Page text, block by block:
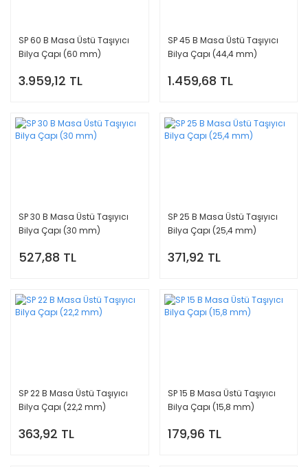
SP 60 B Masa Üstü Taşıyıcı
Bilya Çapı (60 mm)
3.959,12 TL
SP 45 B Masa Üstü Taşıyıcı
Bilya Çapı (44,4 mm)
1.459,68 TL
SP 30 B Masa Üstü Taşıyıcı
Bilya Çapı (30 mm)
527,88 TL
SP 25 B Masa Üstü Taşıyıcı
Bilya Çapı (25,4 mm)
371,92 TL
SP 22 B Masa Üstü Taşıyıcı
Bilya Çapı (22,2 mm)
363,92 TL
SP 15 B Masa Üstü Taşıyıcı
Bilya Çapı (15,8 mm)
179,96 TL